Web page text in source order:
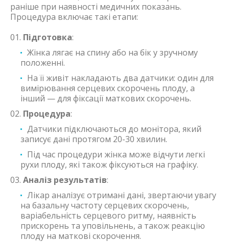
раніше при наявності медичних показань.
Процедура включає такі етапи:
Підготовка:
Жінка лягає на спину або на бік у зручному
положенні.
На її живіт накладають два датчики: один для
вимірювання серцевих скорочень плоду, а
інший — для фіксації маткових скорочень.
Процедура:
Датчики підключаються до монітора, який
записує дані протягом 20-30 хвилин.
Під час процедури жінка може відчути легкі
рухи плоду, які також фіксуються на графіку.
Аналіз результатів:
Лікар аналізує отримані дані, звертаючи увагу
на базальну частоту серцевих скорочень,
варіабельність серцевого ритму, наявність
прискорень та уповільнень, а також реакцію
плоду на маткові скорочення.